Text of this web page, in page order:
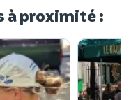
à proximité :